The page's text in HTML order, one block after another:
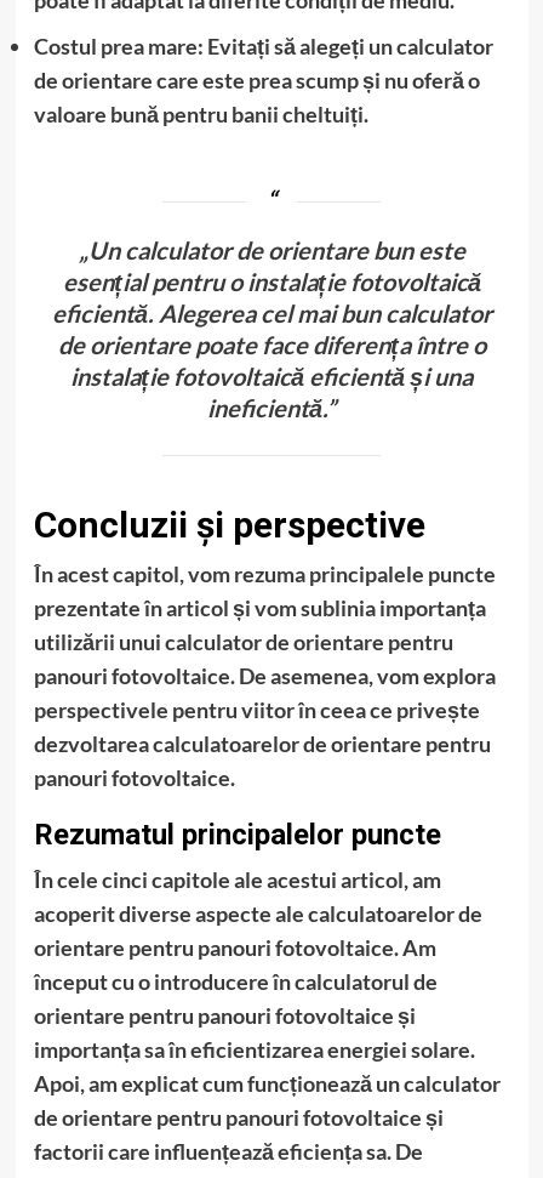
Costul prea mare: Evitați să alegeți un calculator
de orientare care este prea scump și nu oferă o
valoare bună pentru banii cheltuiți.
„Un calculator de orientare bun este
esențial pentru o instalație fotovoltaică
eficientă. Alegerea cel mai bun calculator
de orientare poate face diferența între o
instalație fotovoltaică eficientă și una
ineficientă.”
Concluzii și perspective
În acest capitol, vom rezuma principalele puncte
prezentate în articol și vom sublinia importanța
utilizării unui calculator de orientare pentru
panouri fotovoltaice. De asemenea, vom explora
perspectivele pentru viitor în ceea ce privește
dezvoltarea calculatoarelor de orientare pentru
panouri fotovoltaice.
Rezumatul principalelor puncte
În cele cinci capitole ale acestui articol, am
acoperit diverse aspecte ale calculatoarelor de
orientare pentru panouri fotovoltaice. Am
început cu o introducere în calculatorul de
orientare pentru panouri fotovoltaice și
importanța sa în eficientizarea energiei solare.
Apoi, am explicat cum funcționează un calculator
de orientare pentru panouri fotovoltaice și
factorii care influențează eficiența sa. De